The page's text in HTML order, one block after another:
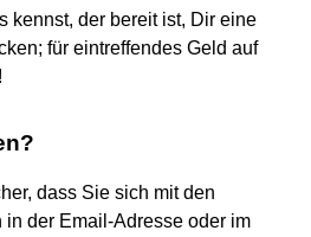
kennst, der bereit ist, Dir eine
für eintreffendes Geld auf
dass Sie sich mit den
der Email-Adresse oder im